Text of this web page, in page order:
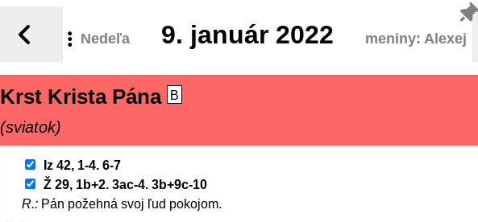
Nedeľa 9. január 2022 meniny: Alexej
Krst Krista Pána B
(sviatok)
Iz 42, 1-4. 6-7
Ž 29, 1b+2. 3ac-4. 3b+9c-10
R.: Pán požehná svoj ľud pokojom.